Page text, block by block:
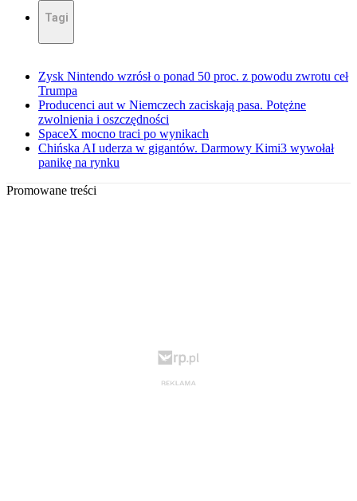
Tagi
Zysk Nintendo wzrósł o ponad 50 proc. z powodu zwrotu ceł
Trumpa
Producenci aut w Niemczech zaciskają pasa. Potężne
zwolnienia i oszczędności
SpaceX mocno traci po wynikach
Chińska AI uderza w gigantów. Darmowy Kimi3 wywołał
panikę na rynku
Promowane treści